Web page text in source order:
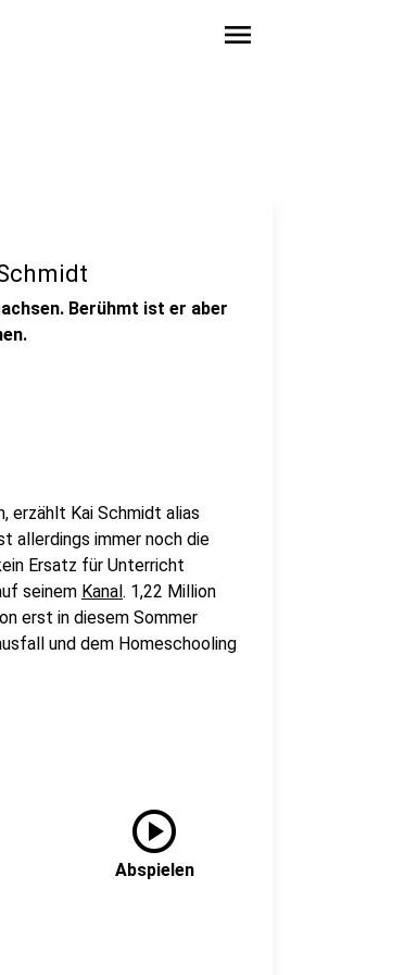
menu
Berühmt ist er aber
erzählt Kai Schmidt alias
allerdings immer noch die
Ersatz für Unterricht
seinem Kanal. 1,22 Million
erst in diesem Sommer
und dem Homeschooling
play_circle
Abspielen